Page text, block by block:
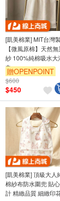
[凱美棉業] MIT台灣
【微風原棉】天然
紗 100%純棉吸水大
巾
贈OPENPOINT
$600
$450
[凱美棉業] 頂級大人
棉紗布防水圍兜 貼
計 精緻品質 細緻印